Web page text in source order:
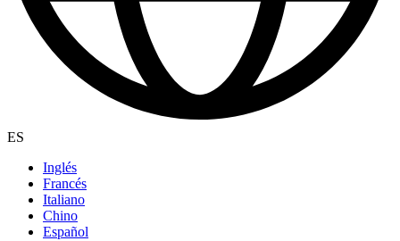
ES
Inglés
Francés
Italiano
Chino
Español